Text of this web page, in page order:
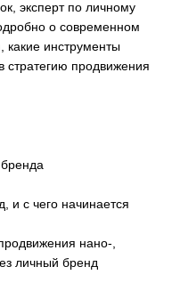
эксперт по личному
о современном
какие инструменты
стратегию продвижения
и с чего начинается
нано-,
личный бренд